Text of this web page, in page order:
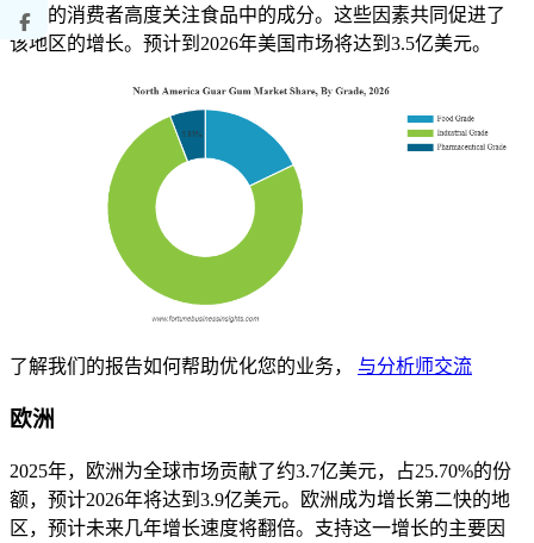
当今的消费者高度关注食品中的成分。这些因素共同促进了
该地区的增长。预计到2026年美国市场将达到3.5亿美元。
了解我们的报告如何帮助优化您的业务， 与分析师交流
欧洲
2025年，欧洲为全球市场贡献了约3.7亿美元，占25.70%的份
额，预计2026年将达到3.9亿美元。欧洲成为增长第二快的地
区，预计未来几年增长速度将翻倍。支持这一增长的主要因